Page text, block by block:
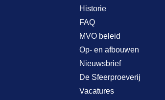
Historie
FAQ
MVO beleid
Op- en afbouwen
Nieuwsbrief
De Sfeerproeverij
Vacatures